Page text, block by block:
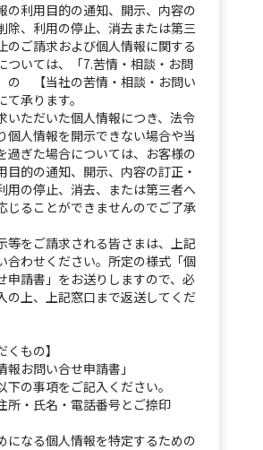
の利用目的の通知、開示、内容の
除、利用の停止、消去または第三
のご請求および個人情報に関する
ついては、「7.苦情・相談・お問
の 【当社の苦情・相談・お問い
承ります。
いただいた個人情報につき、法令
個人情報を開示できない場合や当
過ぎた場合については、お客様の
目的の通知、開示、内容の訂正・
用の停止、消去、または第三者へ
じることができませんのでご了承
等をご請求される皆さまは、上記
合わせください。所定の様式「個
申請書」をお送りしますので、必
の上、上記窓口まで返送してくだ
くもの】
報お問い合せ申請書」
下の事項をご記入ください。
・氏名・電話番号とご捺印
なる個人情報を特定するための